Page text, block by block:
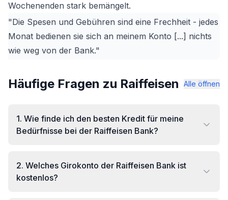
Wochenenden stark bemängelt.
"Die Spesen und Gebühren sind eine Frechheit - jedes
Monat bedienen sie sich an meinem Konto [...] nichts
wie weg von der Bank."
Häufige Fragen zu Raiffeisen Alle öffnen
1. Wie finde ich den besten Kredit für meine
Bedürfnisse bei der Raiffeisen Bank?
2. Welches Girokonto der Raiffeisen Bank ist
kostenlos?